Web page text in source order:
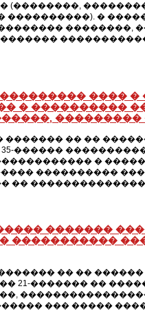
(��������,
�
��������,
����
� ����������
�� ��
������
�
����������
��
�������
�����������
�� ��
21-������� ��
����������������
��� �����